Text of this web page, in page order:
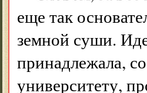
еще так
земной суши.
принадлежала,
университету,